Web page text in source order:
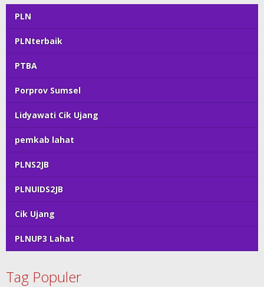
PLN
PLNterbaik
PTBA
Porprov Sumsel
Lidyawati Cik Ujang
pemkab lahat
PLNS2JB
PLNUIDS2JB
Cik Ujang
PLNUP3 Lahat
Tag Populer